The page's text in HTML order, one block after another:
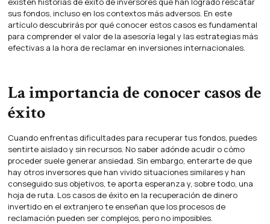
sus fondos, incluso en los contextos más adversos. En este
artículo descubrirás por qué conocer estos casos es fundamental
para comprender el valor de la asesoría legal y las estrategias más
efectivas a la hora de reclamar en inversiones internacionales.
La importancia de conocer casos de
éxito
Cuando enfrentas dificultades para recuperar tus fondos, puedes
sentirte aislado y sin recursos. No saber adónde acudir o cómo
proceder suele generar ansiedad. Sin embargo, enterarte de que
hay otros inversores que han vivido situaciones similares y han
conseguido sus objetivos, te aporta esperanza y, sobre todo, una
hoja de ruta. Los casos de éxito en la recuperación de dinero
invertido en el extranjero te enseñan que los procesos de
reclamación pueden ser complejos, pero no imposibles.